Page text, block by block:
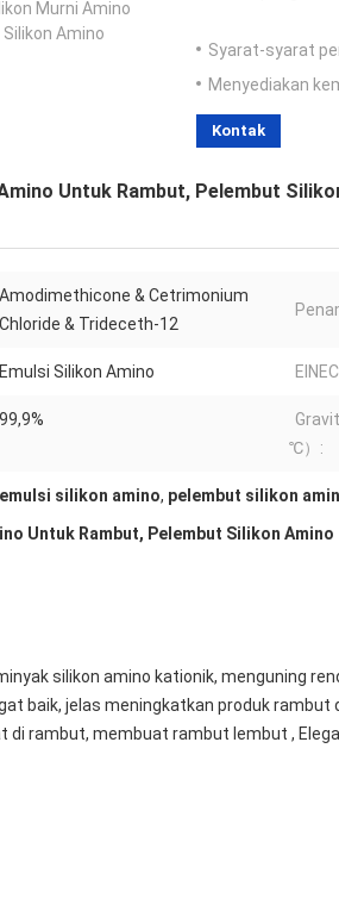
Murni Amino
Amino
Syarat-syarat
Menyediakan
Kontak
Untuk Rambut, Pelembut
Amodimethicone & Cetrimonium
Chloride & Trideceth-12
Emulsi Silikon Amino
99,9%
℃）:
emulsi silikon amino, pelembut silikon
Untuk Rambut, Pelembut Silikon
silikon amino kationik, menguning
baik, jelas meningkatkan produk
di rambut, membuat rambut lembut ,